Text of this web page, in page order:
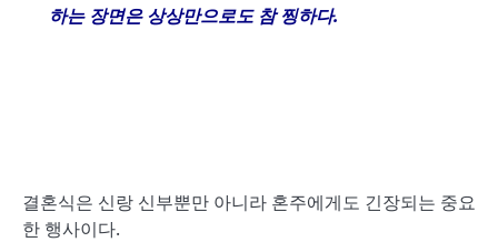
하는 장면은 상상만으로도 참 찡하다.
결혼식은 신랑 신부뿐만 아니라 혼주에게도 긴장되는 중요
한 행사이다.